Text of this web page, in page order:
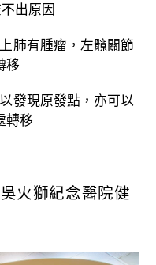
出原因
肺有腫瘤，左髖關節
移
發現原發點，亦可以
轉移
火獅紀念醫院健